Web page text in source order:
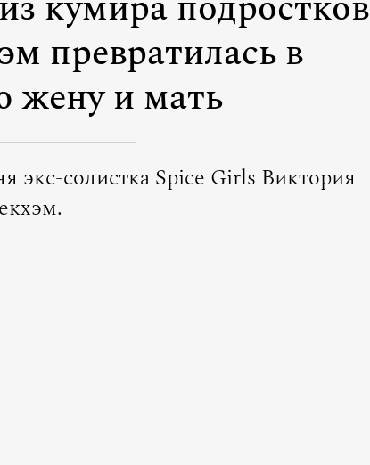
превратилась в
жену и мать
экс-солистка Spice Girls Виктория